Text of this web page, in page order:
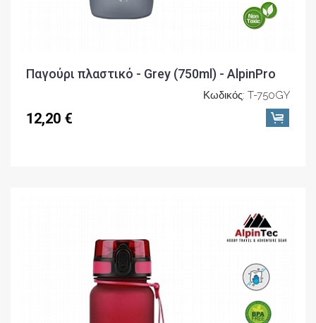
Παγούρι πλαστικό - Grey (750ml) - AlpinPro
Κωδικός: T-750GY
12,20 €